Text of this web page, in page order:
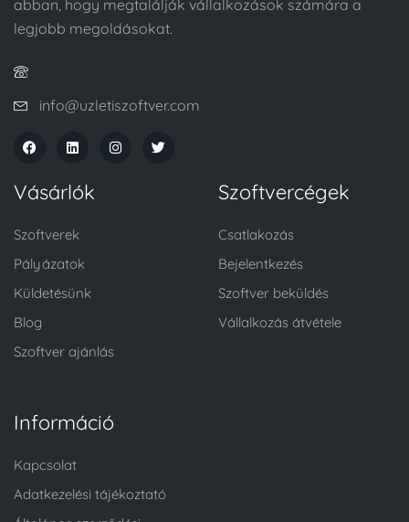
abban, hogy megtalálják vállalkozások számára a
legjobb megoldásokat.
info@uzletiszoftver.com
Vásárlók
Szoftverek
Pályázatok
Küldetésünk
Blog
Szoftver ajánlás
Szoftvercégek
Csatlakozás
Bejelentkezés
Szoftver beküldés
Vállalkozás átvétele
Információ
Kapcsolat
Adatkezelési tájékoztató